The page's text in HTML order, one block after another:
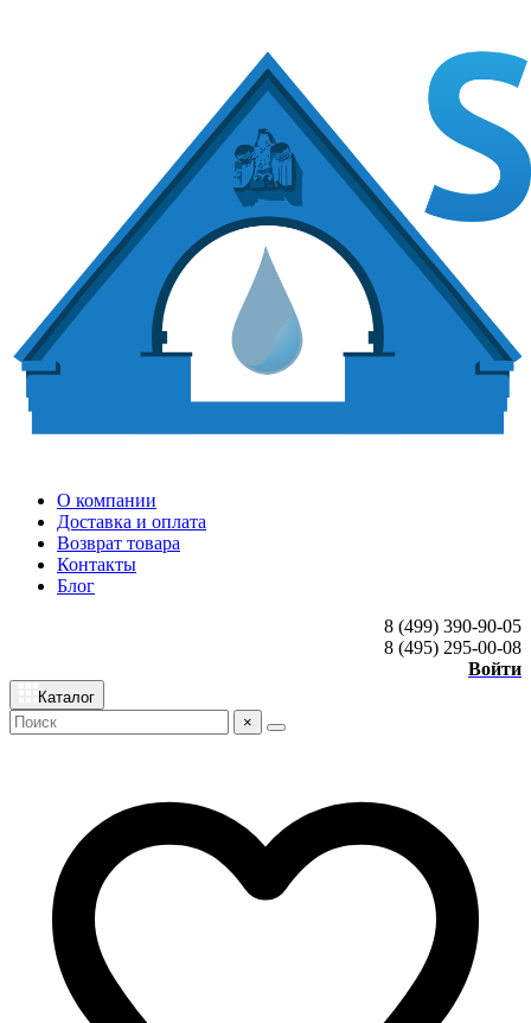
О компании
Доставка и оплата
Возврат товара
Контакты
Блог
8 (499) 390-90-05
8 (495) 295-00-08
Войти
Каталог
×